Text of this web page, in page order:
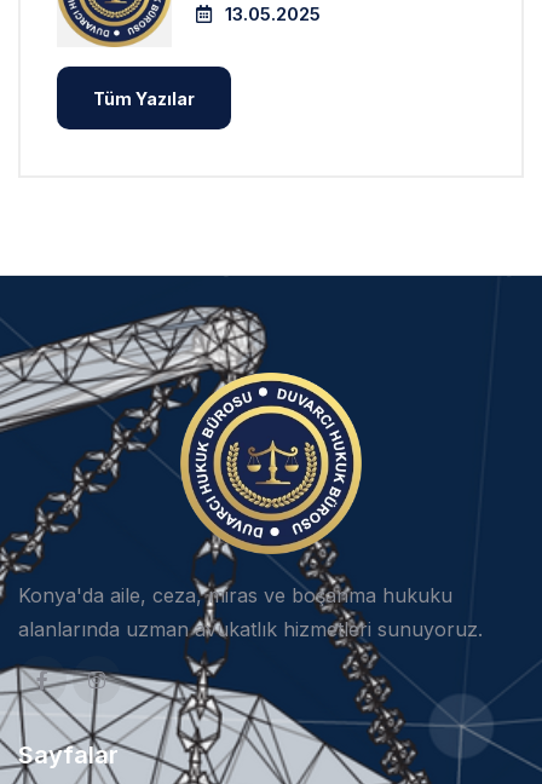
13.05.2025
Tüm Yazılar
Konya'da aile, ceza, miras ve boşanma hukuku
alanlarında uzman avukatlık hizmetleri sunuyoruz.
Sayfalar